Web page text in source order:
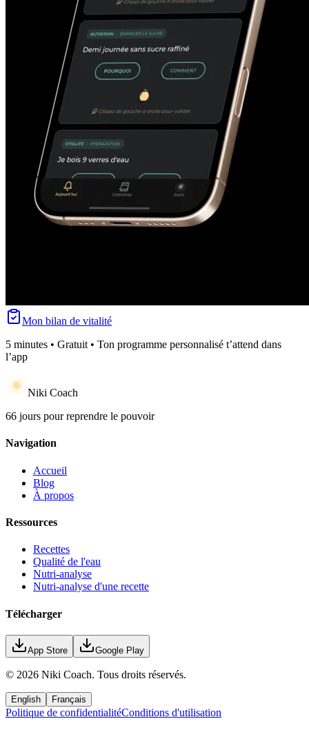
Mon bilan de vitalité
5 minutes • Gratuit • Ton programme personnalisé t’attend dans
l’app
Niki Coach
66 jours pour reprendre le pouvoir
Navigation
Accueil
Blog
À propos
Ressources
Recettes
Qualité de l'eau
Nutri-analyse
Nutri-analyse d'une recette
Télécharger
App Store Google Play
© 2026 Niki Coach. Tous droits réservés.
English Français
Politique de confidentialitéConditions d'utilisation